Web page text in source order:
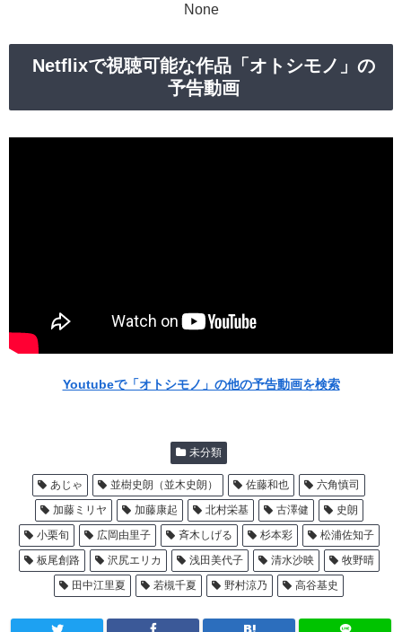
None
Netflixで視聴可能な作品「オトシモノ」の
予告動画
Youtubeで「オトシモノ」の他の予告動画を検索
未分類
あじゃ 並樹史朗（並木史朗） 佐藤和也
六角慎司
加藤ミリヤ
加藤康起 北村栄基 古澤健
史朗
小栗旬
広岡由里子 斉木しげる 杉本彩
松浦佐知子
板尾創路
沢尻エリカ 浅田美代子 清水沙映
牧野晴
田中江里夏
若槻千夏 野村涼乃 高谷基史